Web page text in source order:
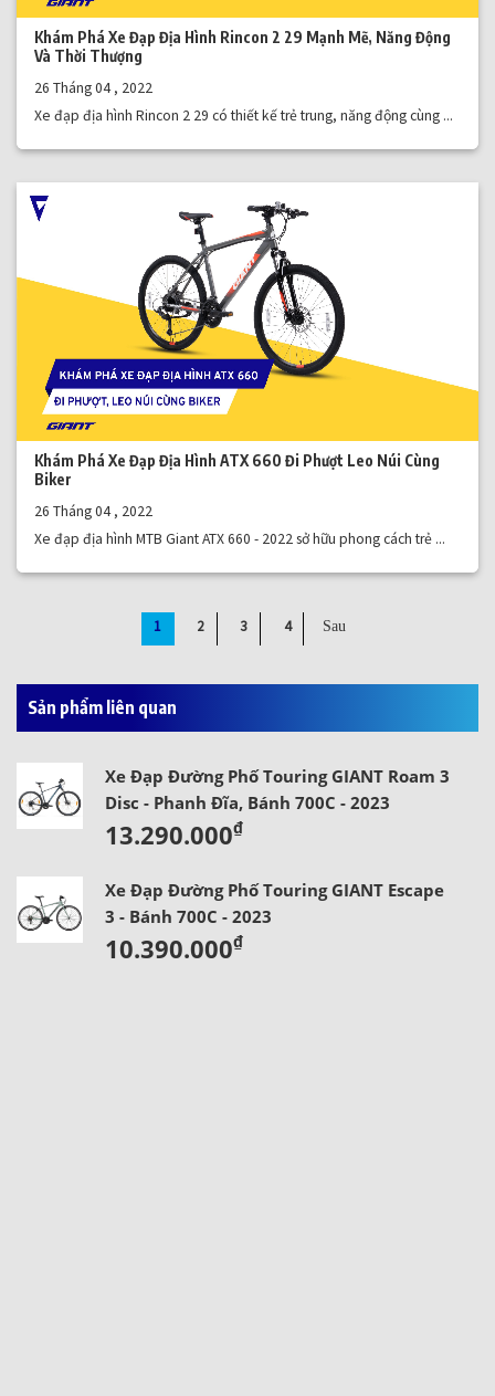
Khám Phá Xe Đạp Địa Hình Rincon 2 29 Mạnh Mẽ, Năng Động
Và Thời Thượng
26 Tháng 04 , 2022
Xe đạp địa hình Rincon 2 29 có thiết kế trẻ trung, năng động cùng ...
Khám Phá Xe Đạp Địa Hình ATX 660 Đi Phượt Leo Núi Cùng
Biker
26 Tháng 04 , 2022
Xe đạp địa hình MTB Giant ATX 660 - 2022 sở hữu phong cách trẻ ...
1 2 3 4
Sản phẩm liên quan
Xe Đạp Đường Phố Touring GIANT Roam 3
Disc - Phanh Đĩa, Bánh 700C - 2023
13.290.000₫
Xe Đạp Đường Phố Touring GIANT Escape
3 - Bánh 700C - 2023
10.390.000₫